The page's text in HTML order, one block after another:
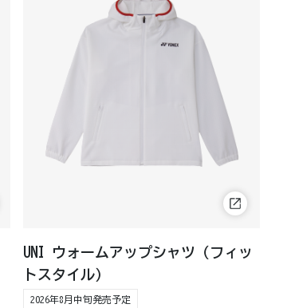
UNI ウォームアップシャツ（フィッ
トスタイル）
2026年8月中旬発売予定